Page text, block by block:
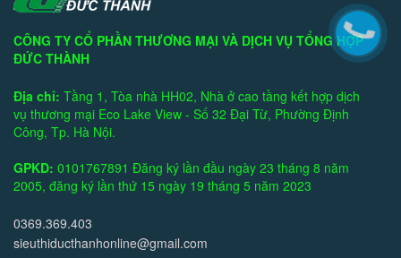
CÔNG TY CỔ PHẦN THƯƠNG MẠI VÀ DỊCH VỤ TỔNG HỢP
ĐỨC THÀNH
Địa chỉ: Tầng 1, Tòa nhà HH02, Nhà ở cao tầng kết hợp dịch
vụ thương mại Eco Lake View - Số 32 Đại Từ, Phường Định
Công, Tp. Hà Nội.
GPKD: 0101767891 Đăng ký lần đầu ngày 23 tháng 8 năm
2005, đăng ký lần thứ 15 ngày 19 tháng 5 năm 2023
0369.369.403
sieuthiducthanhonline@gmail.com